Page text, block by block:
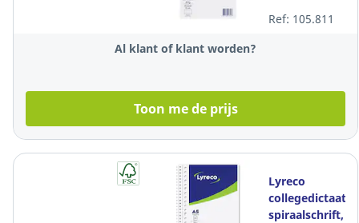
vellen
Ref: 105.811
Al klant of klant worden?
Toon me de prijs
Lyreco
collegedictaat
spiraalschrift,